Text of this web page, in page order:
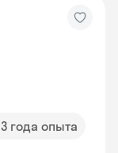
3 года опыта